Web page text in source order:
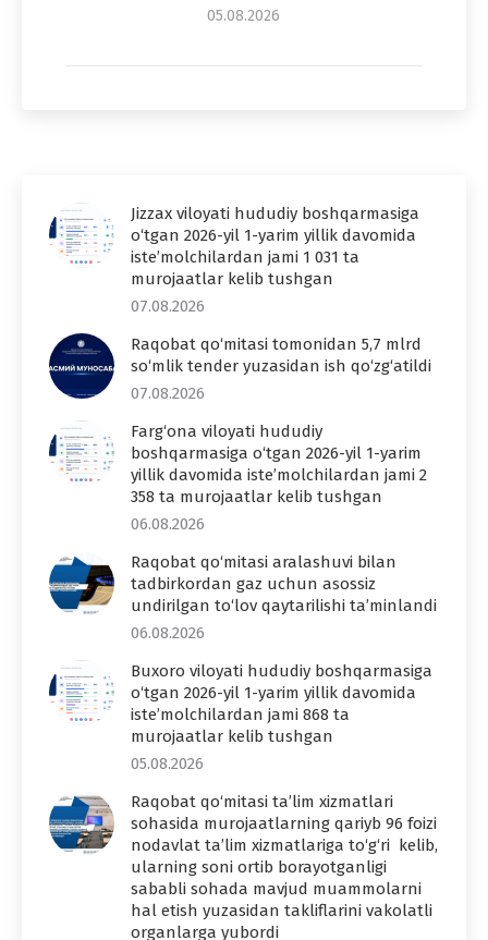
05.08.2026
Jizzax viloyati hududiy boshqarmasiga
o‘tgan 2026-yil 1-yarim yillik davomida
iste’molchilardan jami 1 031 ta
murojaatlar kelib tushgan
07.08.2026
Raqobat qo‘mitasi tomonidan 5,7 mlrd
so‘mlik tender yuzasidan ish qo‘zg‘atildi
07.08.2026
Farg‘ona viloyati hududiy
boshqarmasiga o‘tgan 2026-yil 1-yarim
yillik davomida iste’molchilardan jami 2
358 ta murojaatlar kelib tushgan
06.08.2026
Raqobat qo‘mitasi aralashuvi bilan
tadbirkordan gaz uchun asossiz
undirilgan to‘lov qaytarilishi ta’minlandi
06.08.2026
Buxoro viloyati hududiy boshqarmasiga
o‘tgan 2026-yil 1-yarim yillik davomida
iste’molchilardan jami 868 ta
murojaatlar kelib tushgan
05.08.2026
Raqobat qo‘mitasi ta’lim xizmatlari
sohasida murojaatlarning qariyb 96 foizi
nodavlat ta’lim xizmatlariga to‘g‘ri kelib,
ularning soni ortib borayotganligi
sababli sohada mavjud muammolarni
hal etish yuzasidan takliflarini vakolatli
organlarga yubordi